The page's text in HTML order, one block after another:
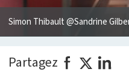
Simon Thibault @Sandrine
Partagez